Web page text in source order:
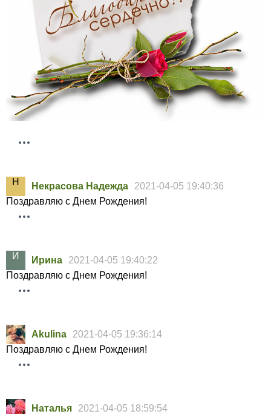
Некрасова Надежда
2021-04-05 19:40:36
Поздравляю с Днем Рождения!
Ирина
2021-04-05 19:40:22
Поздравляю с Днем Рождения!
Akulina
2021-04-05 19:36:14
Поздравляю с Днем Рождения!
Hаталья
2021-04-05 18:59:54